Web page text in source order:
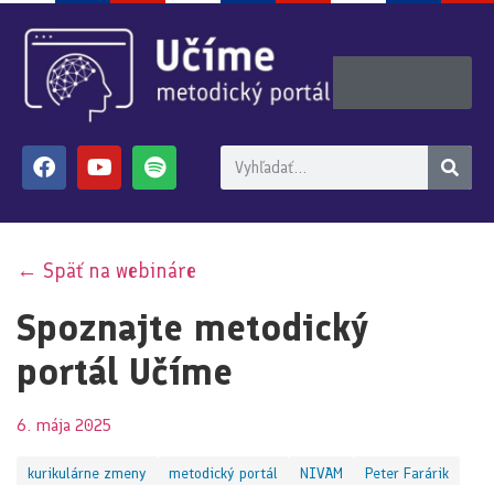
← Späť na webináre
Spoznajte metodický
portál Učíme
6. mája 2025
kurikulárne zmeny metodický portál NIVAM
Peter Farárik